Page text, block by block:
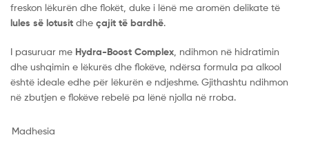
freskon lëkurën dhe flokët, duke i lënë me aromën delikate të
lules së lotusit dhe çajit të bardhë.
I pasuruar me Hydra-Boost Complex , ndihmon në hidratimin
dhe ushqimin e lëkurës dhe flokëve, ndërsa formula pa alkool
është ideale edhe për lëkurën e ndjeshme. Gjithashtu ndihmon
në zbutjen e flokëve rebelë pa lënë njolla në rroba.
Madhesia